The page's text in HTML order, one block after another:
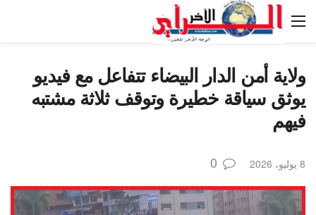
ولاية أمن الدار البيضاء تتفاعل مع فيديو
يوثق سياقة خطيرة وتوقف ثلاثة مشتبه
فيهم
8 يوليو، 2026 0